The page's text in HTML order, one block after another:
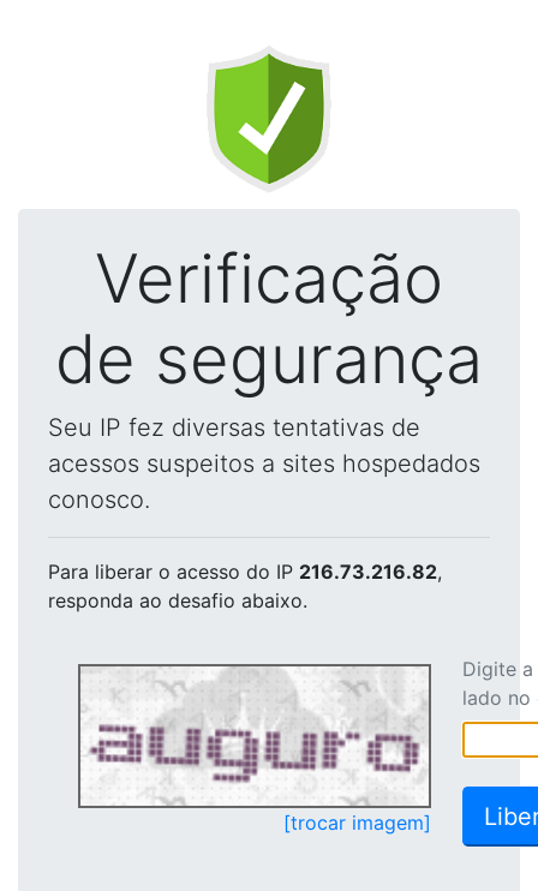
Verificação
de segurança
Seu IP fez diversas tentativas de
acessos suspeitos a sites hospedados
conosco.
Para liberar o acesso do IP 216.73.216.82,
responda ao desafio abaixo.
[trocar imagem]
Digite
lado no